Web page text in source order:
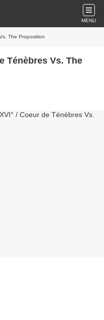
MENU
The Proposition